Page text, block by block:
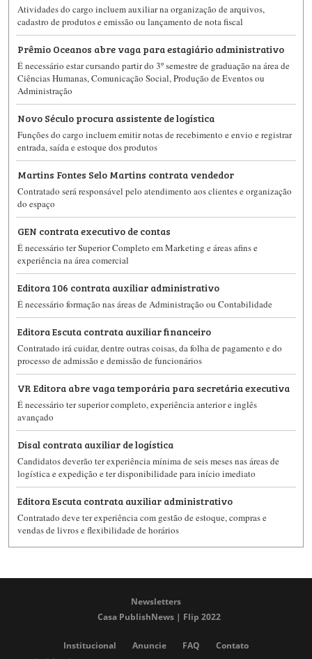
Atividades do cargo incluem auxiliar na organização de arquivos,
cadastro de produtos e emissão ou lançamento de nota fiscal
Prêmio Oceanos abre vaga para estagiário administrativo
É necessário estar cursando partir do 3º semestre de graduação na área de
Ciências Humanas, Comunicação Social, Produção de Eventos ou
Administração
Novo Século procura assistente de logística
Funções do cargo incluem emitir notas de recebimento e envio e registrar
entrada, saída e estoque dos produtos
Martins Fontes Selo Martins contrata vendedor
Contratado será responsável pelo atendimento aos clientes e organização
do espaço
GEN contrata executivo de contas
É necessário ter Superior Completo em Marketing e áreas afins e
experiência na área comercial
Editora 106 contrata auxiliar administrativo
É necessário formação nas áreas de Administração ou Contabilidade
Editora Escuta contrata auxiliar financeiro
Contratado irá cuidar, dentre outras coisas, da folha de pagamento e do
processo de admissão e demissão de funcionários
VR Editora abre vaga temporária para secretária executiva
É necessário ter superior completo, experiência anterior e inglês
avançado
Disal contrata auxiliar de logística
Candidatos deverão ter experiência mínima de seis meses nas áreas de
logística e expedição e ter disponibilidade para início imediato
Editora Escuta contrata auxiliar administrativo
Contratado deve ter experiência com gestão de estoque, compras e
vendas de livros e flexibilidade de horários
Newsletters
Casa PublishNews | Flip 2022
Institucional Anuncie FAQ Contato